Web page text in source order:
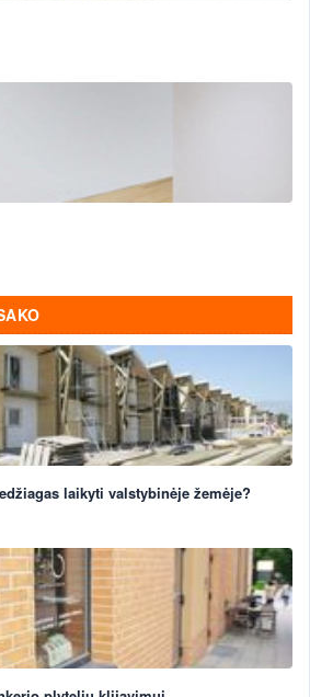
laikyti valstybinėje žemėje?